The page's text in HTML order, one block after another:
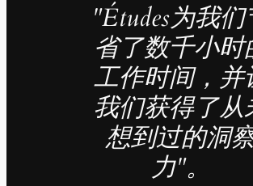
"Études为我
省了数千小时
工作时间，并
我们获得了从
想到过的洞
力"。